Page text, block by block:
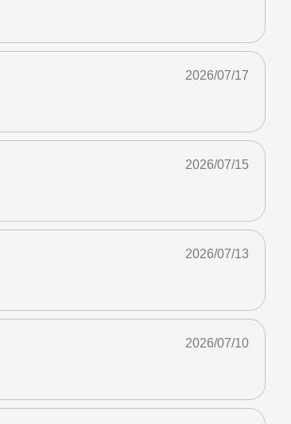
2026/07/17
2026/07/15
2026/07/13
2026/07/10